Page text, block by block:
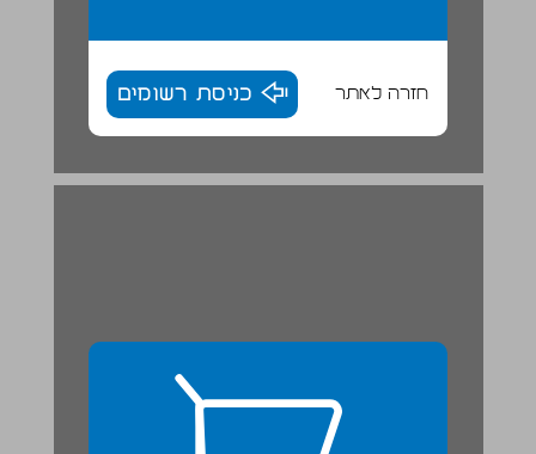
חזרה לאתר כניסת רשומים